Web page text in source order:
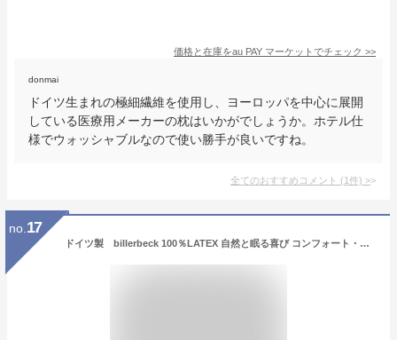
価格と在庫をau PAY マーケット でチェック >>
donmai
ドイツ生まれの極細繊維を使用し、ヨーロッパを中心に展開
している医療用メーカーの枕はいかがでしょうか。ホテル仕
様でウォッシャブルなので使い勝手が良いですね。
全てのおすすめコメント (1件) >
no. 17
ドイツ製 billerbeck 100％LATEX 自然と眠る喜び コンフォート・ラテックス ピロー 枕